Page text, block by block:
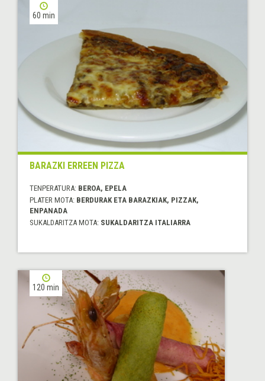
60 min
BARAZKI ERREEN PIZZA
TENPERATURA: BEROA, EPELA
PLATER MOTA: BERDURAK ETA BARAZKIAK, PIZZAK,
ENPANADA
SUKALDARITZA MOTA: SUKALDARITZA ITALIARRA
120 min